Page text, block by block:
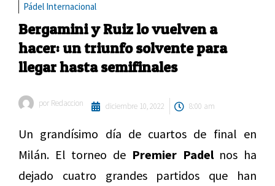
Pádel Internacional
Bergamini y Ruiz lo vuelven a
hacer: un triunfo solvente para
llegar hasta semifinales
por Redaccion diciembre 10, 2022 8:00 am
Un grandísimo día de cuartos de final en
Milán. El torneo de Premier Padelnos ha
dejado cuatro grandes partidos que han